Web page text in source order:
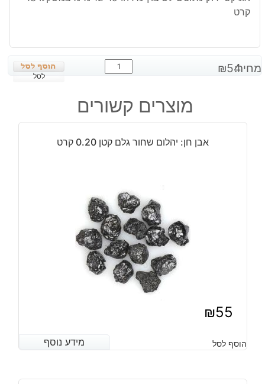
קרט
מחיר: ₪54
כמות
של
ירוק
מלוטש
מידה:
מ"מ
במשקל:
13
קרט
לסל
מוצרים קשורים
אבן חן: יהלום שחור גלם קטן 0.20 קרט
₪55
מידע נוסף הוסף לסל מידע נוסף